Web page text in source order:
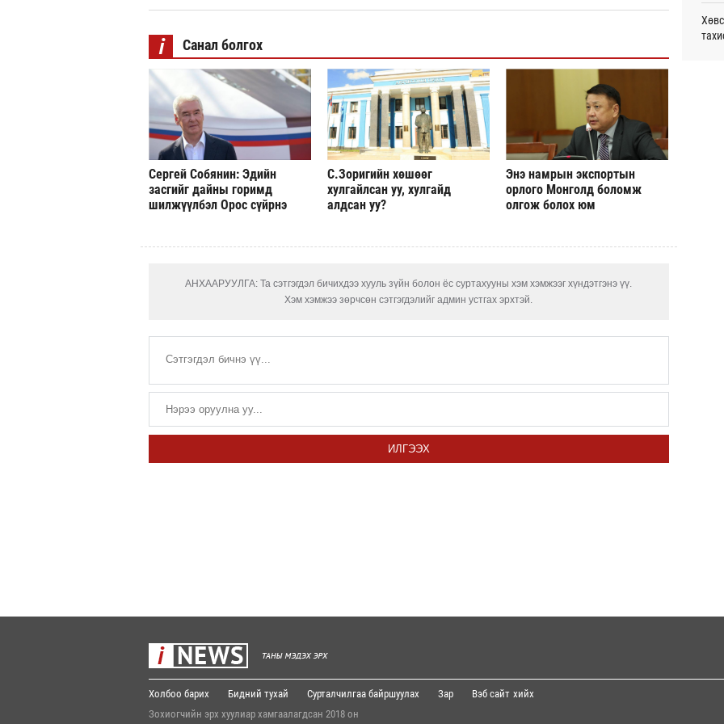
i Санал болгох
Сергей Собянин: Эдийн
засгийг дайны горимд
шилжүүлбэл Орос сүйрнэ
С.Зоригийн хөшөөг
хулгайлсан уу, хулгайд
алдсан уу?
Энэ намрын экспортын
орлого Монголд боломж
олгож болох юм
АНХААРУУЛГА: Та сэтгэгдэл бичихдээ хууль зүйн болон ёс суртахууны хэм хэмжээг хүндэтгэнэ үү.
Хэм хэмжээ зөрчсөн сэтгэгдэлийг админ устгах эрхтэй.
ИЛГЭЭХ
Холбоо барих Бидний тухай Сурталчилгаа байршуулах Зар Вэб сайт хийх
Зохиогчийн эрх хуулиар хамгаалагдсан 2018 он